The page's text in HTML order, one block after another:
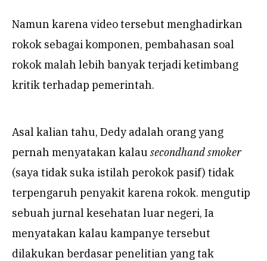
Namun karena video tersebut menghadirkan
rokok sebagai komponen, pembahasan soal
rokok malah lebih banyak terjadi ketimbang
kritik terhadap pemerintah.
Asal kalian tahu, Dedy adalah orang yang
pernah menyatakan kalau secondhand smoker
(saya tidak suka istilah perokok pasif) tidak
terpengaruh penyakit karena rokok. mengutip
sebuah jurnal kesehatan luar negeri, Ia
menyatakan kalau kampanye tersebut
dilakukan berdasar penelitian yang tak